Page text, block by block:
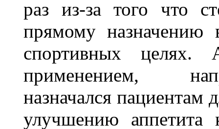
раз из-за того что
прямому
спортивных целях.
применением,
назначался пациентам
улучшению